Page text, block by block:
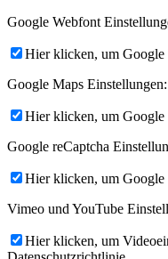
Google Webfont
Hier klicken, um Google
Google Maps Einstellungen:
Hier klicken, um Google
Google reCaptcha
Hier klicken, um Google
Vimeo und YouTube
Hier klicken, um